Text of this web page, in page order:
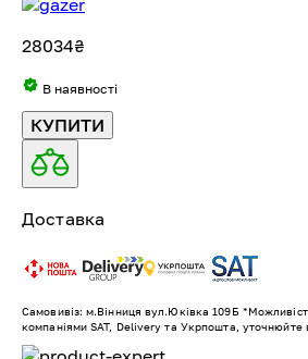
28034₴
В наявності
КУПИТИ
Доставка
Самовивіз: м.Вінниця вул.Юківка 109Б
компаніями SAT, Delivery та Укрпошта, уточнюйте